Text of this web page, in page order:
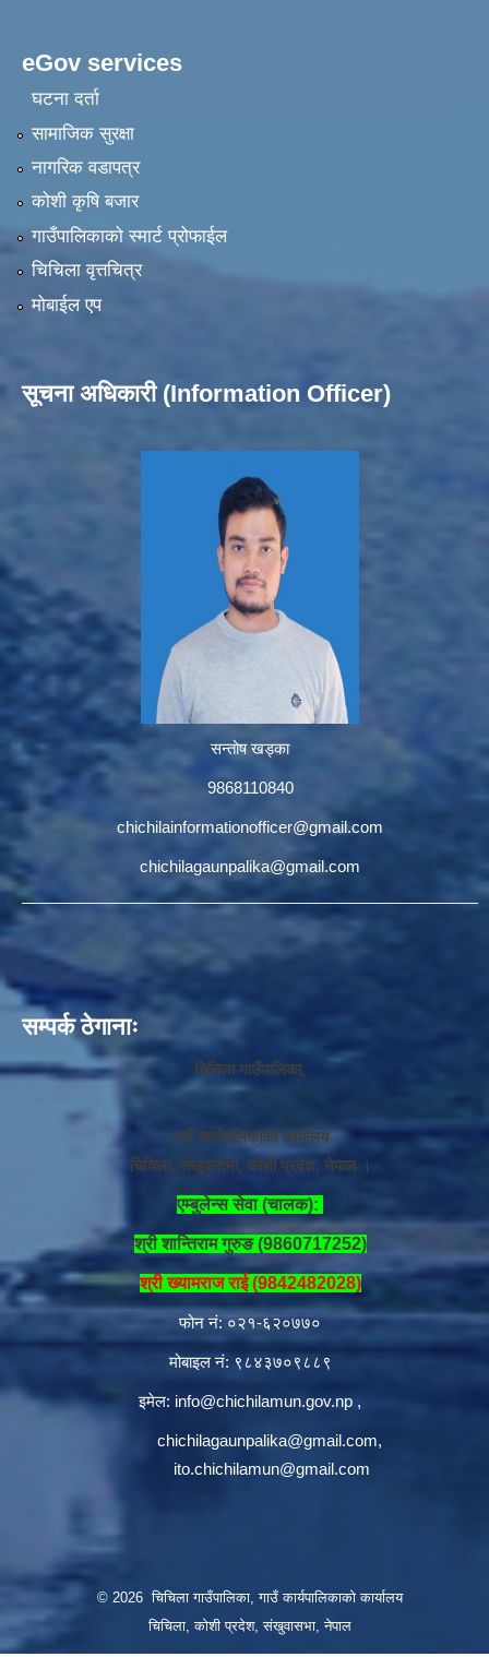
eGov services
घटना दर्ता
सामाजिक सुरक्षा
नागरिक वडापत्र
कोशी कृषि बजार
गाउँपालिकाको स्मार्ट प्रोफाईल
चिचिला वृत्तचित्र
मोबाईल एप
सूचना अधिकारी (Information Officer)
सन्तोष खड्का
9868110840
chichilainformationofficer@gmail.com
chichilagaunpalika@gmail.com
सम्पर्क ठेगानाः
चिचिला गाउँपालिका,
गाउँ कार्यपालिकाको कार्यालय
चिचिला, संखुवासभा, कोशी प्रदेश, नेपाल ।
एम्बुलेन्स सेवा (चालक):
श्री शान्तिराम गुरुङ (9860717252)
श्री ख्यामराज राई (9842482028)
फोन नं: ०२१-६२०७७०
मोबाइल नं: ९८४३७०९८८९
इमेल: info@chichilamun.gov.np ,
chichilagaunpalika@gmail.com,
ito.chichilamun@gmail.com
© 2026 चिचिला गाउँपालिका, गाउँ कार्यपालिकाको कार्यालय
चिचिला, कोशी प्रदेश, संखुवासभा, नेपाल